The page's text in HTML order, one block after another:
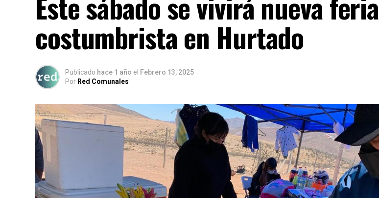
costumbrista en Hurtado
Publicado hace 1 año el Febrero 13, 2025
Por Red Comunales